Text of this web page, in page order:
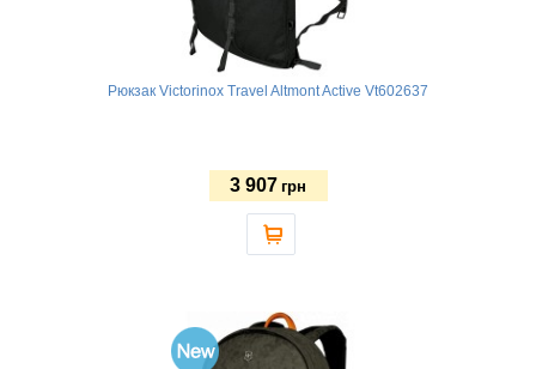
Рюкзак Victorinox Travel Altmont Active Vt602637
3 907 грн